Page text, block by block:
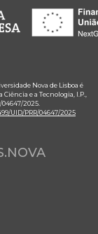
Nova de Lisboa é
e a Tecnologia, I.P.,
2025.
UID/PRR/04647/2025